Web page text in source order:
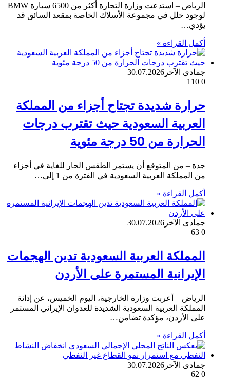
الرياض – استدعت وزارة التجارة أكثر من 6500 سيارة BMW
لوجود خلل في مجموعة الأسلاك الخاصة بمقعد السائق قد
يؤدي…
أكمل القراءة »
جمادى الآخر 30.07.2026
0
حرارة شديدة تجتاح أجزاء من المملكة
العربية السعودية حيث تقترب درجات
الحرارة من 50 درجة مئوية
جدة – من المتوقع أن يستمر الطقس الحار للغاية في أجزاء
من المملكة العربية السعودية في الفترة من 1 إلى…
أكمل القراءة »
جمادى الآخر 30.07.2026
0
المملكة العربية السعودية تدين الهجمات
الإيرانية المستمرة على الأردن
الرياض – أعربت وزارة الخارجية، اليوم الخميس، عن إدانة
المملكة العربية السعودية الشديدة للعدوان الإيراني المستمر
على الأردن، مؤكدة تضامن…
أكمل القراءة »
جمادى الآخر 30.07.2026
0